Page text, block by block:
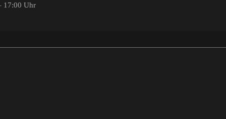
17:00 Uhr